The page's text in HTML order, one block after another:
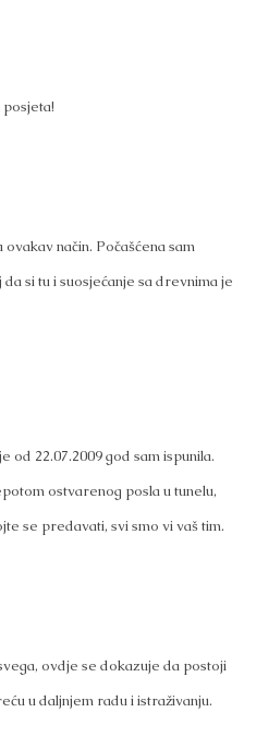
način. Počašćena sam
si tu i suosjećanje sa drevnima je
od 22.07.2009 god sam ispunila.
ostvarenog posla u tunelu,
se predavati, svi smo vi vaš tim.
ovdje se dokazuje da postoji
u daljnjem radu i istraživanju.